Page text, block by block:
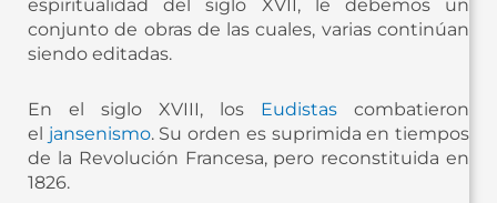
espiritualidad del siglo XVII, le debemos un
conjunto de obras de las cuales, varias continúan
siendo editadas.
En el siglo XVIII, los Eudistas combatieron
el jansenismo. Su orden es suprimida en tiempos
de la Revolución Francesa, pero reconstituida en
1826.